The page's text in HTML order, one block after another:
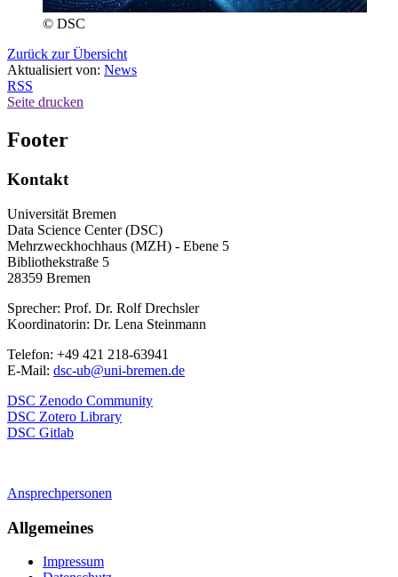
© DSC
Zurück zur Übersicht
Aktualisiert von: News
RSS
Seite drucken
Footer
Kontakt
Universität Bremen
Data Science Center (DSC)
Mehrzweckhochhaus (MZH) - Ebene 5
Bibliothekstraße 5
28359 Bremen
Sprecher: Prof. Dr. Rolf Drechsler
Koordinatorin: Dr. Lena Steinmann
Telefon: +49 421 218-63941
E-Mail: dsc-ub@uni-bremen.de
DSC Zenodo Community
DSC Zotero Library
DSC Gitlab
Ansprechpersonen
Allgemeines
Impressum